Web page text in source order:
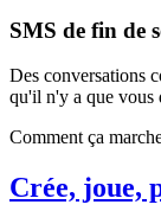
SMS de fin de
Des conversations
qu'il n'y a que vous
Comment ça
Crée, joue,